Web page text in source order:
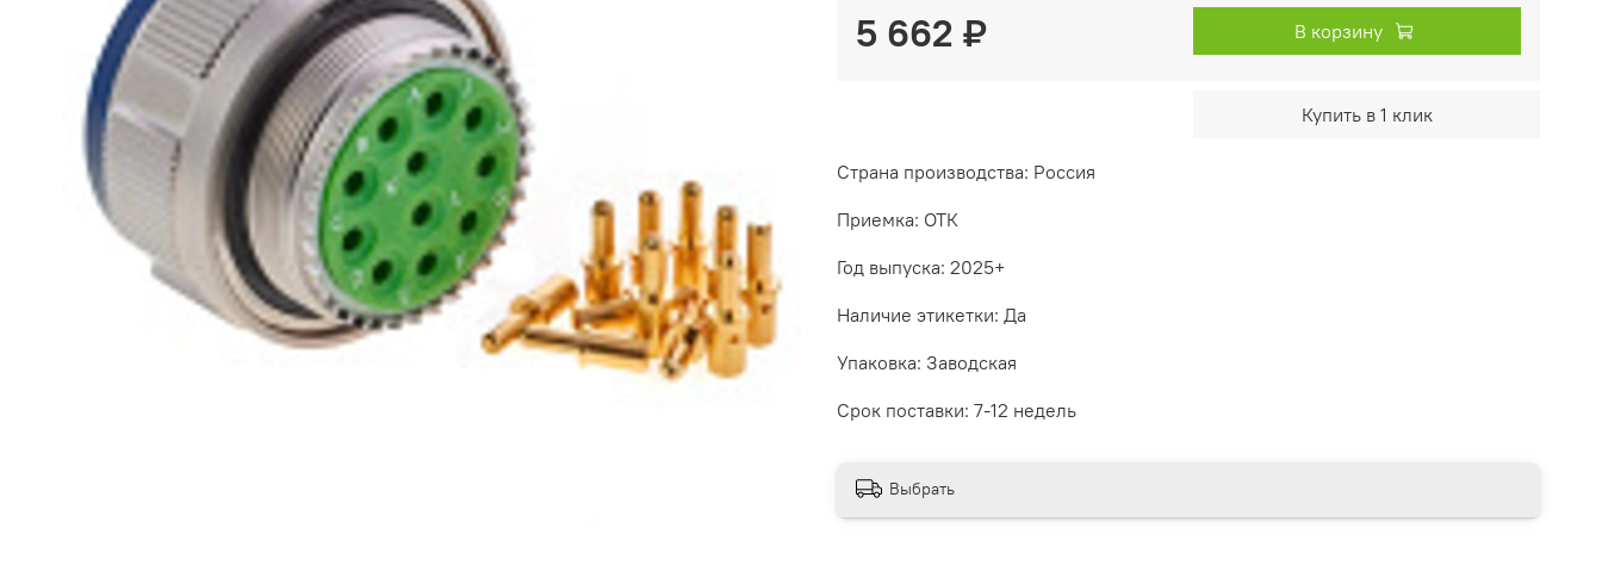
5 662 ₽ В корзину
Купить в 1 клик
Страна производства: Россия
Приемка: ОТК
Год выпуска: 2025+
Наличие этикетки: Да
Упаковка: Заводская
Срок поставки: 7-12 недель
Выбрать